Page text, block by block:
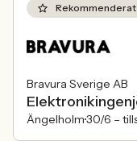
behöver kunna visa
Rekommenderat
Bravura Sverige AB
Ängelholm30/6 –